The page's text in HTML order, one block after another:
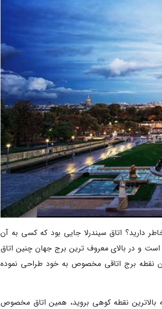
دارید؟ اتاق سیندرلا جایی بود که کسی به آن
و در بالای معروف ترین برج جهان چنین اتاق
نقطه برج اتاقی مخصوص به خود طراحی نموده
بالاترین نقطه کوهی بروید، همین اتاق مخصوص